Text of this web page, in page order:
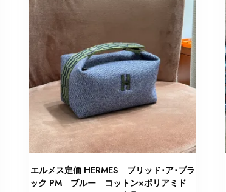
エルメス定価 HERMES ブリッド･ア･ブラ
ック PM ブルー コットン×ポリアミド